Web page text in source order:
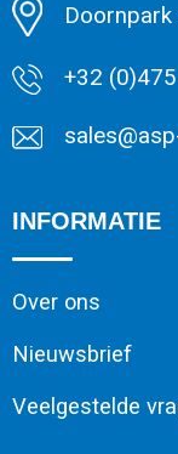
+32
INFORMATIE
Over ons
Nieuwsbrief
Veelgestelde